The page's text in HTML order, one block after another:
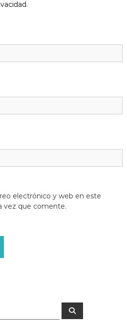
.
electrónico y web en este
vez que comente.